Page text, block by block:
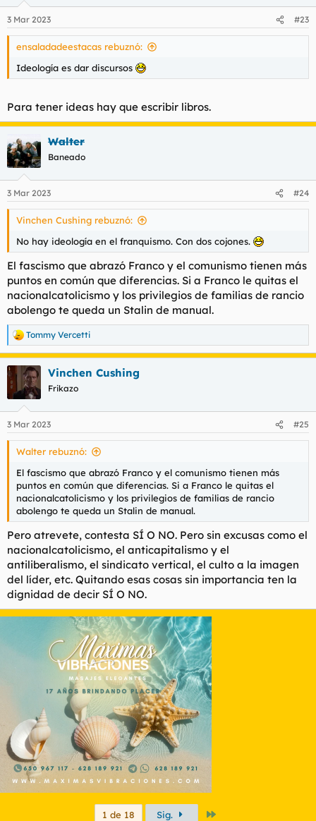
3 Mar 2023 #23
ensaladadeestacas rebuznó:
Ideología es dar discursos
Para tener ideas hay que escribir libros.
Walter
Baneado
3 Mar 2023 #24
Vinchen Cushing rebuznó:
No hay ideología en el franquismo. Con dos cojones.
El fascismo que abrazó Franco y el comunismo tienen más
puntos en común que diferencias. Si a Franco le quitas el
nacionalcatolicismo y los privilegios de familias de rancio
abolengo te queda un Stalin de manual.
R
e
a
c
c
i
e
s
Tommy Vercetti
Vinchen Cushing
Frikazo
3 Mar 2023 #25
Walter rebuznó:
El fascismo que abrazó Franco y el comunismo tienen más
puntos en común que diferencias. Si a Franco le quitas el
nacionalcatolicismo y los privilegios de familias de rancio
abolengo te queda un Stalin de manual.
Pero atrevete, contesta SÍ O NO. Pero sin excusas como el
nacionalcatolicismo, el anticapitalismo y el
antiliberalismo, el sindicato vertical, el culto a la imagen
del líder, etc. Quitando esas cosas sin importancia ten la
dignidad de decir SÍ O NO.
1 de 18 Sig.